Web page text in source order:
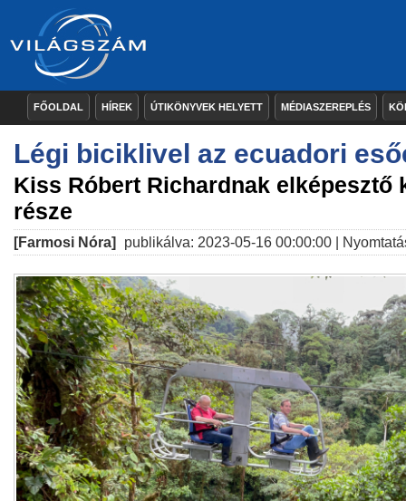
FŐOLDAL HÍREK ÚTIKÖNYVEK HELYETT MÉDIASZEREPLÉS
Légi biciklivel az ecuadori
Kiss Róbert Richardnak elképesztő
része
[Farmosi Nóra] publikálva: 2023-05-16 00:00:00 |